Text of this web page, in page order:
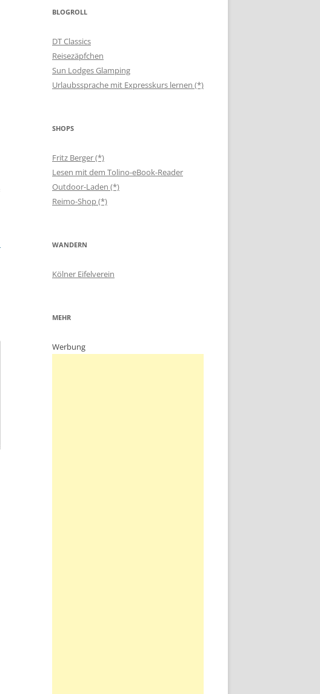
BLOGROLL
DT Classics
Reisezäpfchen
Sun Lodges Glamping
Urlaubssprache mit Expresskurs lernen (*)
SHOPS
Fritz Berger (*)
Lesen mit dem Tolino-eBook-Reader
Outdoor-Laden (*)
Reimo-Shop (*)
WANDERN
Kölner Eifelverein
MEHR
Werbung